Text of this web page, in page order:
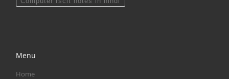
Menu
Home